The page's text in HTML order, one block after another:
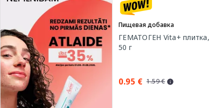
Пищевая добавка
ГЕМАТОГЕН Vita+ плитка,
50 г
0.95 € 1.59 €